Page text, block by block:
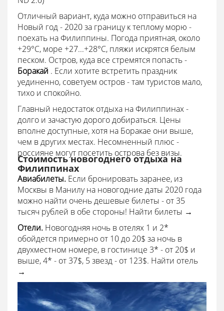
Отличный вариант, куда можно отправиться на
Новый год - 2020 за границу к теплому морю -
поехать на Филиппины. Погода приятная, около
+29°С, море +27...+28°С, пляжи искрятся белым
песком. Остров, куда все стремятся попасть -
Боракай . Если хотите встретить праздник
уединенно, советуем остров - там туристов мало,
тихо и спокойно.
Главный недостаток отдыха на Филиппинах -
долго и зачастую дорого добираться. Цены
вполне доступные, хотя на Боракае они выше,
чем в других местах. Несомненный плюс -
россияне могут посетить острова без визы.
Стоимость новогоднего отдыха на
Филиппинах
Авиабилеты. Если бронировать заранее, из
Москвы в Манилу на новогодние даты 2020 года
можно найти очень дешевые билеты - от 35
тысяч рублей в обе стороны! Найти билеты →
Отели. Новогодняя ночь в отелях 1 и 2*
обойдется примерно от 10 до 20$ за ночь в
двухместном номере, в гостинице 3* - от 20$ и
выше, 4* - от 37$, 5 звезд - от 123$. Найти отель
→